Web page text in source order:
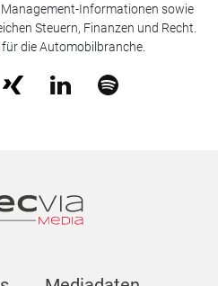
Informationen sowie
Steuern, Finanzen und Recht.
die Automobilbranche.